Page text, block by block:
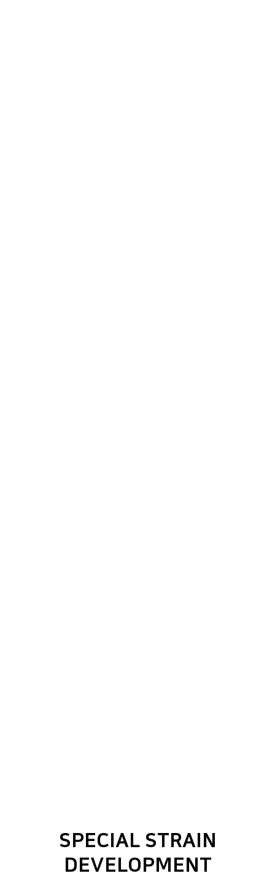
SPECIAL STRAIN
DEVELOPMENT